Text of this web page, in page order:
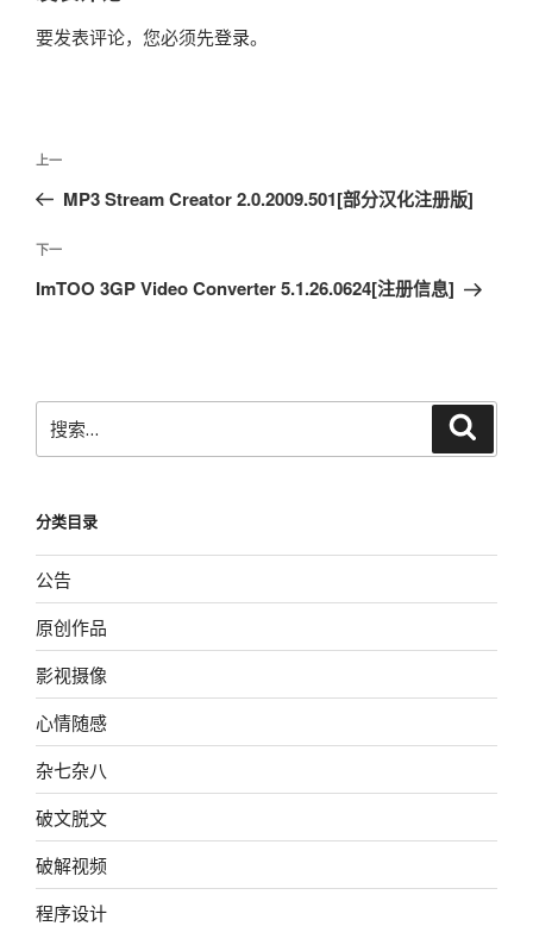
要发表评论，您必须先登录。
文
导
航
上
一
文
章
上一
MP3 Stream Creator 2.0.2009.501[部分汉化注册版]
下
一
下一
ImTOO 3GP Video Converter 5.1.26.0624[注册信息]
搜
索：
分类目录
公告
原创作品
影视摄像
心情随感
杂七杂八
破文脱文
破解视频
程序设计